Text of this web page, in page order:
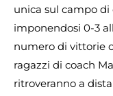
unica sul campo di
imponendosi 0-3
numero di vittorie
ragazzi di coach
ritroveranno a